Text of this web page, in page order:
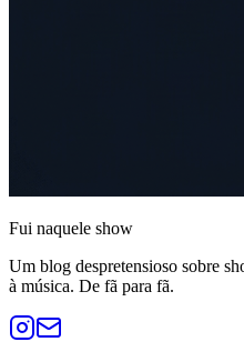
Fui naquele show
Um blog despretensioso sobre
à música. De fã para fã.